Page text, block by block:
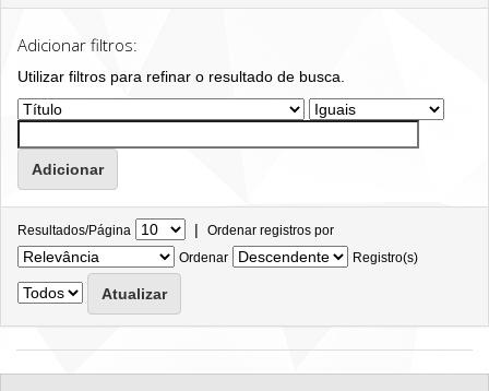
Adicionar filtros:
Utilizar filtros para refinar o resultado de busca.
Resultados/Página | Ordenar registros por
Ordenar
Registro(s)